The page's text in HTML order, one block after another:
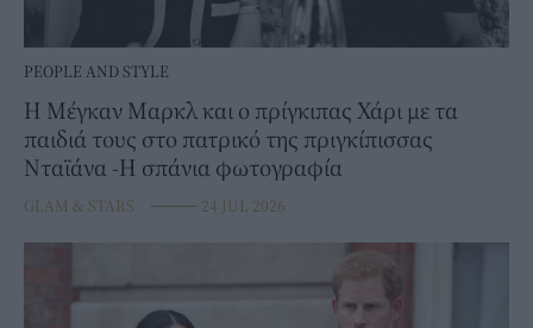
PEOPLE AND STYLE
Η Μέγκαν Μαρκλ και ο πρίγκιπας Χάρι με τα
παιδιά τους στο πατρικό της πριγκίπισσας
Νταϊάνα -Η σπάνια φωτογραφία
GLAM & STARS ⸻ 24 JUL 2026